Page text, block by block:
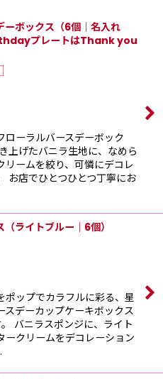
ーボックス（6個｜名入れ
プレートはThank you
ローラルバースデーボック
上げたバニラ生地に、なめら
リームを絞り、可憐にデコレ
お店でひとつひとつ丁寧にお
ライトブルー｜6個）
ポップでカラフルに彩る、星
スデーカップケーキボックス
。 バニラスポンジに、ライト
ークリームをデコレーション